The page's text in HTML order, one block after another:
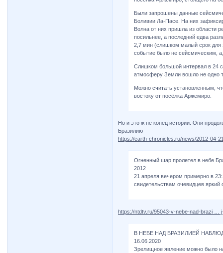
Были запрошены данные
Боливии Ла-Пасе. На них
Волна от них пришла из области
посильнее, а последний едва
2,7 мин (слишком малый срок для
событие было не сейсмическим,
Слишком большой интервал в 24
атмосферу Земли вошло не одно
Можно считать установленным,
востоку от посёлка Аржемиро.
Но и это ж не конец истории. Они
Бразилию
https://earth-chronicles.ru/news/2012-04-
Огненный шар пролетел в небе
2012
21 апреля вечером примерно в
свидетельствам очевидцев
https://ntdtv.ru/95043-v-nebe-nad-brazi …
В НЕБЕ НАД БРАЗИЛИЕЙ
16.06.2020
Зрелищное явление можно было